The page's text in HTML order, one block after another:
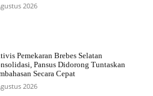
2026
Pemekaran Brebes Selatan
Pansus Didorong Tuntaskan
Secara Cepat
2026